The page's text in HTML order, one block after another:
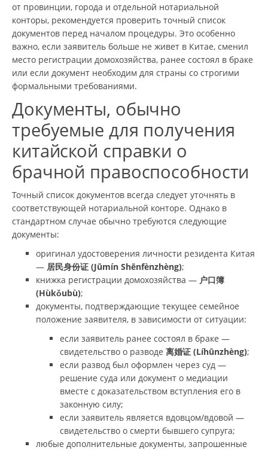
от провинции, города и отдельной нотариальной
конторы, рекомендуется проверить точный список
документов перед началом процедуры. Это особенно
важно, если заявитель больше не живет в Китае, сменил
место регистрации домохозяйства, ранее состоял в браке
или если документ необходим для страны со строгими
формальными требованиями.
Документы, обычно
требуемые для получения
китайской справки о
брачной правоспособности
Точный список документов всегда следует уточнять в
соответствующей нотариальной конторе. Однако в
стандартном случае обычно требуются следующие
документы:
оригинал удостоверения личности резидента Китая
— 居民身份证 (Jūmín Shēnfènzhèng);
книжка регистрации домохозяйства — 户口簿
(Hùkǒubù);
документы, подтверждающие текущее семейное
положение заявителя, в зависимости от ситуации:
если заявитель ранее состоял в браке —
свидетельство о разводе 离婚证 (Líhūnzhèng);
если развод был оформлен через суд —
решение суда или документ о медиации
вместе с доказательством вступления его в
законную силу;
если заявитель является вдовцом/вдовой —
свидетельство о смерти бывшего супруга;
любые дополнительные документы, запрошенные